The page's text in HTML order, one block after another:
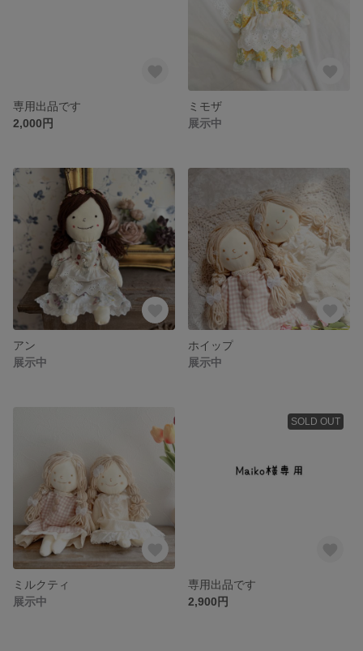
専用出品です
2,000円
ミモザ
展示中
アン
展示中
ホイップ
展示中
ミルクティ
展示中
SOLD OUT
専用出品です
2,900円